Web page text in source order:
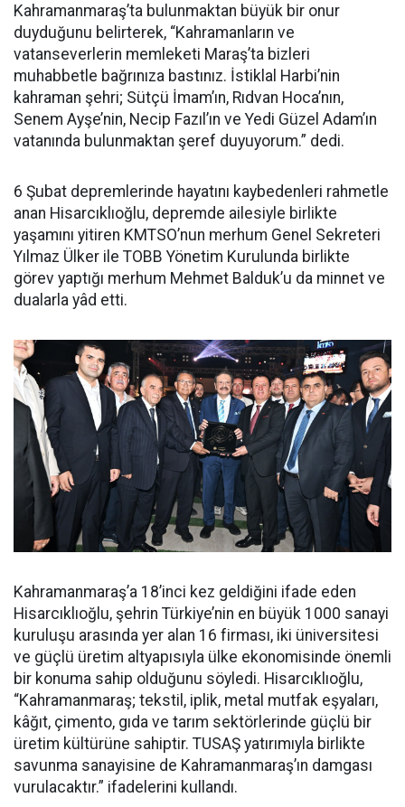
Kahramanmaraş’ta bulunmaktan büyük bir onur
duyduğunu belirterek, “Kahramanların ve
vatanseverlerin memleketi Maraş’ta bizleri
muhabbetle bağrınıza bastınız. İstiklal Harbi’nin
kahraman şehri; Sütçü İmam’ın, Rıdvan Hoca’nın,
Senem Ayşe’nin, Necip Fazıl’ın ve Yedi Güzel Adam’ın
vatanında bulunmaktan şeref duyuyorum.” dedi.
6 Şubat depremlerinde hayatını kaybedenleri rahmetle
anan Hisarcıklıoğlu, depremde ailesiyle birlikte
yaşamını yitiren KMTSO’nun merhum Genel Sekreteri
Yılmaz Ülker ile TOBB Yönetim Kurulunda birlikte
görev yaptığı merhum Mehmet Balduk’u da minnet ve
dualarla yâd etti.
Kahramanmaraş’a 18’inci kez geldiğini ifade eden
Hisarcıklıoğlu, şehrin Türkiye’nin en büyük 1000 sanayi
kuruluşu arasında yer alan 16 firması, iki üniversitesi
ve güçlü üretim altyapısıyla ülke ekonomisinde önemli
bir konuma sahip olduğunu söyledi. Hisarcıklıoğlu,
“Kahramanmaraş; tekstil, iplik, metal mutfak eşyaları,
kâğıt, çimento, gıda ve tarım sektörlerinde güçlü bir
üretim kültürüne sahiptir. TUSAŞ yatırımıyla birlikte
savunma sanayisine de Kahramanmaraş’ın damgası
vurulacaktır.” ifadelerini kullandı.